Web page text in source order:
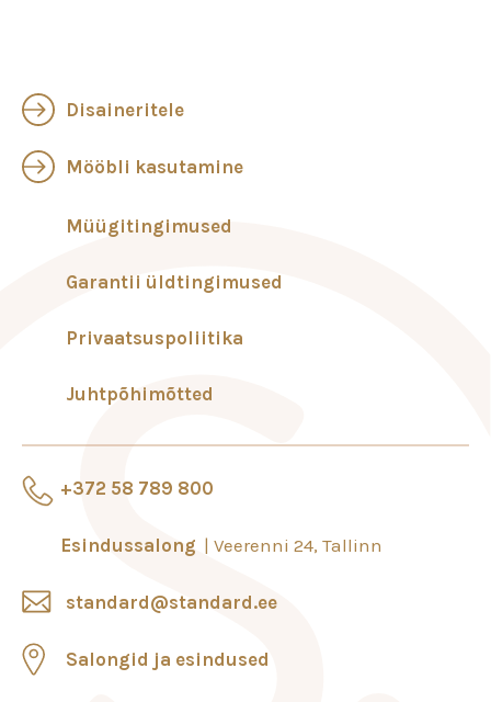
+372 58 789 800
Esindussalong Veerenni 24, Tallinn
standard@standard.ee
Salongid ja esindused
Disaineritele
Mööbli kasutamine
Müügitingimused
Garantii üldtingimused
Privaatsuspoliitika
Juhtpõhimõtted